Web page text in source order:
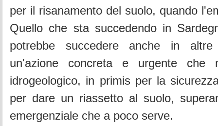
per il risanamento del suolo, quando
Quello che sta succedendo in
potrebbe succedere anche in
un'azione concreta e urgente che
idrogeologico, in primis per la
per dare un riassetto al suolo,
emergenziale che a poco serve.